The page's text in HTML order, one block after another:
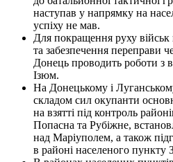
наступав у напрямку на
успіху не мав.
Для покращення руху
та забезпечення переправи
Донець проводить роботи з
Ізюм.
На Донецькому і
складом сил окупанти
на взятті під контроль
Попасна та Рубіжне,
над Маріуполем, а також
в районі населеного пункту